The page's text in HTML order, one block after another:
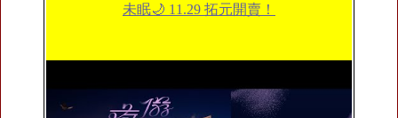
未眠🌙 11.29 拓元開賣！